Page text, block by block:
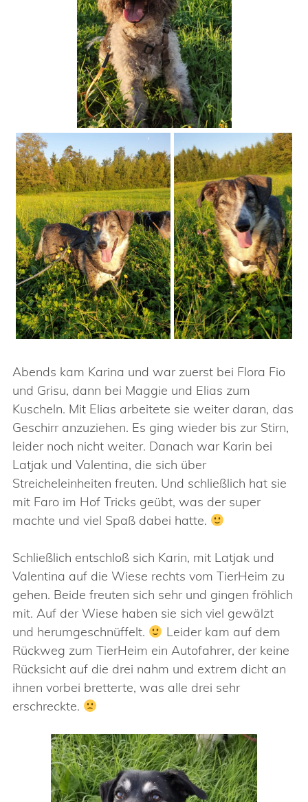
Abends kam Karina und war zuerst bei Flora Fio
und Grisu, dann bei Maggie und Elias zum
Kuscheln. Mit Elias arbeitete sie weiter daran, das
Geschirr anzuziehen. Es ging wieder bis zur Stirn,
leider noch nicht weiter. Danach war Karin bei
Latjak und Valentina, die sich über
Streicheleinheiten freuten. Und schließlich hat sie
mit Faro im Hof Tricks geübt, was der super
machte und viel Spaß dabei hatte.
Schließlich entschloß sich Karin, mit Latjak und
Valentina auf die Wiese rechts vom TierHeim zu
gehen. Beide freuten sich sehr und gingen fröhlich
mit. Auf der Wiese haben sie sich viel gewälzt
und herumgeschnüffelt.
Leider kam auf dem
Rückweg zum TierHeim ein Autofahrer, der keine
Rücksicht auf die drei nahm und extrem dicht an
ihnen vorbei bretterte, was alle drei sehr
erschreckte.